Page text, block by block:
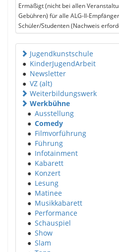
Ermäßigt (nicht bei allen
Gebühren) für alle ALG-II-
Schüler/Studenten (Nachweis
Jugendkunstschule
● KinderJugendArbeit
● Newsletter
● VZ (alt)
Weiterbildungswerk
Werkbühne
● Ausstellung
● Comedy
● Filmvorführung
● Führung
● Infotainment
● Kabarett
● Konzert
● Lesung
● Matinee
● Musikkabarett
● Performance
● Schauspiel
● Show
● Slam